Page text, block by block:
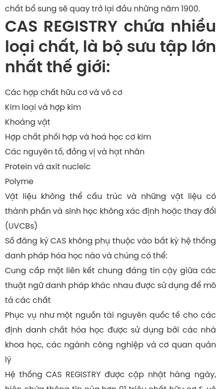
chất bổ sung sẽ quay trở lại đầu những năm 1900.
CAS REGISTRY chứa nhiều
loại chất, là bộ sưu tập lớn
nhất thế giới:
Các hợp chất hữu cơ và vô cơ
Kim loại và hợp kim
Khoáng vật
Hợp chất phối hợp và hoá học cơ kim
Các nguyên tố, đồng vị và hạt nhân
Protein và axit nucleic
Polyme
Vật liệu không thể cấu trúc và những vật liệu có
thành phần và sinh học không xác định hoặc thay đổi
(UVCBs)
Số đăng ký CAS không phụ thuộc vào bất kỳ hệ thống
danh pháp hóa học nào và chúng có thể:
Cung cấp một liên kết chung đáng tin cậy giữa các
thuật ngữ danh pháp khác nhau được sử dụng để mô
tả các chất
Phục vụ như một nguồn tài nguyên quốc tế cho các
định danh chất hóa học được sử dụng bởi các nhà
khoa học, các ngành công nghiệp và cơ quan quản
lý
Hệ thống CAS REGISTRY được cập nhật hàng ngày,